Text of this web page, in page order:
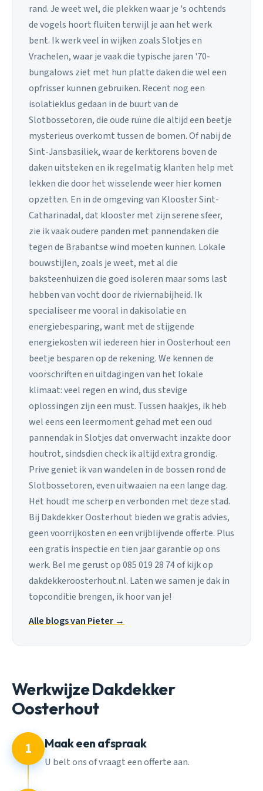
rand. Je weet wel, die plekken waar je 's ochtends
de vogels hoort fluiten terwijl je aan het werk
bent. Ik werk veel in wijken zoals Slotjes en
Vrachelen, waar je vaak die typische jaren '70-
bungalows ziet met hun platte daken die wel een
opfrisser kunnen gebruiken. Recent nog een
isolatieklus gedaan in de buurt van de
Slotbossetoren, die oude ruïne die altijd een beetje
mysterieus overkomt tussen de bomen. Of nabij de
Sint-Jansbasiliek, waar de kerktorens boven de
daken uitsteken en ik regelmatig klanten help met
lekken die door het wisselende weer hier komen
opzetten. En in de omgeving van Klooster Sint-
Catharinadal, dat klooster met zijn serene sfeer,
zie ik vaak oudere panden met pannendaken die
tegen de Brabantse wind moeten kunnen. Lokale
bouwstijlen, zoals je weet, met al die
baksteenhuizen die goed isoleren maar soms last
hebben van vocht door de riviernabijheid. Ik
specialiseer me vooral in dakisolatie en
energiebesparing, want met de stijgende
energiekosten wil iedereen hier in Oosterhout een
beetje besparen op de rekening. We kennen de
voorschriften en uitdagingen van het lokale
klimaat: veel regen en wind, dus stevige
oplossingen zijn een must. Tussen haakjes, ik heb
wel eens een leermoment gehad met een oud
pannendak in Slotjes dat onverwacht inzakte door
houtrot, sindsdien check ik altijd extra grondig.
Prive geniet ik van wandelen in de bossen rond de
Slotbossetoren, even uitwaaien na een lange dag.
Het houdt me scherp en verbonden met deze stad.
Bij Dakdekker Oosterhout bieden we gratis advies,
geen voorrijkosten en een vrijblijvende offerte. Plus
een gratis inspectie en tien jaar garantie op ons
werk. Bel me gerust op 085 019 28 74 of kijk op
dakdekkeroosterhout.nl. Laten we samen je dak in
topconditie brengen, ik hoor van je!
Alle blogs van Pieter →
Werkwijze Dakdekker
Oosterhout
1 Maak een afspraak
U belt ons of vraagt een offerte aan.